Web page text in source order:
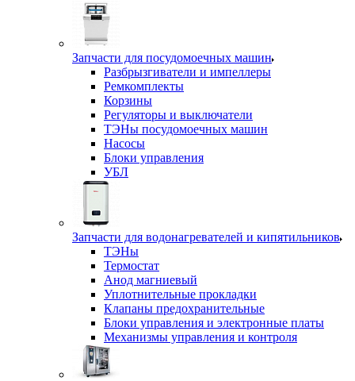
Запчасти для посудомоечных машин
Разбрызгиватели и импеллеры
Ремкомплекты
Корзины
Регуляторы и выключатели
ТЭНы посудомоечных машин
Насосы
Блоки управления
УБЛ
Запчасти для водонагревателей и кипятильников
ТЭНы
Термостат
Анод магниевый
Уплотнительные прокладки
Клапаны предохранительные
Блоки управления и электронные платы
Механизмы управления и контроля